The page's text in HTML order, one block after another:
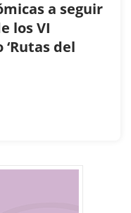
a seguir
los VI
del